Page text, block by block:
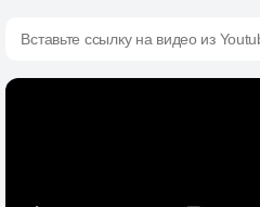
Вставьте ссылку на видео из